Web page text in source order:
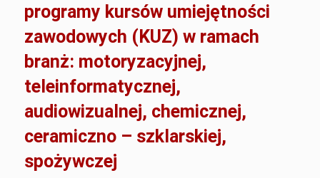
programy kursów umiejętności
zawodowych (KUZ) w ramach
branż: motoryzacyjnej,
teleinformatycznej,
audiowizualnej, chemicznej,
ceramiczno – szklarskiej,
spożywczej